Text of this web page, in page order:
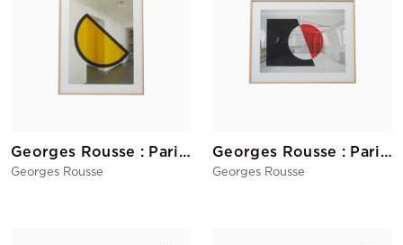
Georges Rousse : Paris 2023
Georges Rousse
Georges Rousse : Paris 2022
Georges Rousse